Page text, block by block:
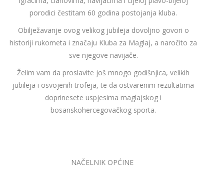
porodici čestitam 60 godina postojanja kluba.
Obilježavanje ovog velikog jubileja dovoljno govori o
historiji rukometa i značaju Kluba za Maglaj, a naročito za
sve njegove navijače.
Želim vam da proslavite još mnogo godišnjica, velikih
jubileja i osvojenih trofeja, te da ostvarenim rezultatima
doprinesete uspjesima maglajskog i
bosanskohercegovačkog sporta.
NAČELNIK OPĆINE